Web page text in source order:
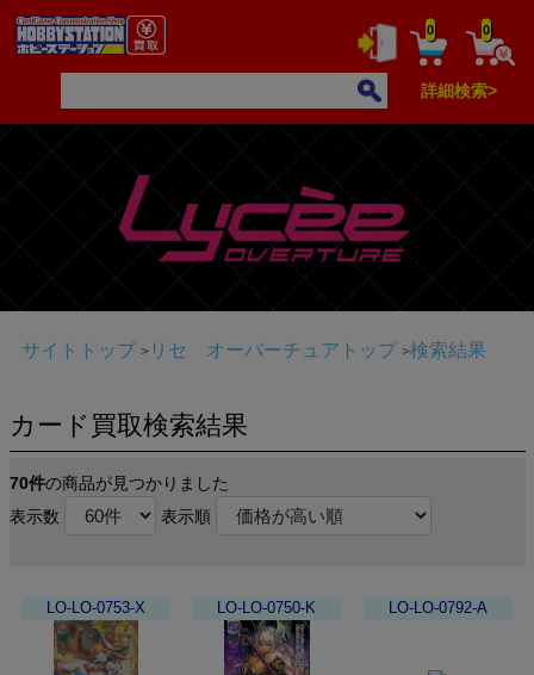
0 0
詳細検索>
サイトトップ リセ オーバーチュアトップ 検索結果
カード買取検索結果
70件の商品が見つかりました
表示数
表示順
LO-LO-0753-X LO-LO-0750-K LO-LO-0792-A